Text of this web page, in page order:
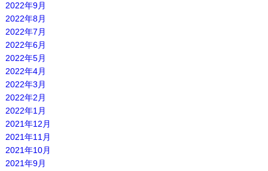
2022年9月
2022年8月
2022年7月
2022年6月
2022年5月
2022年4月
2022年3月
2022年2月
2022年1月
2021年12月
2021年11月
2021年10月
2021年9月